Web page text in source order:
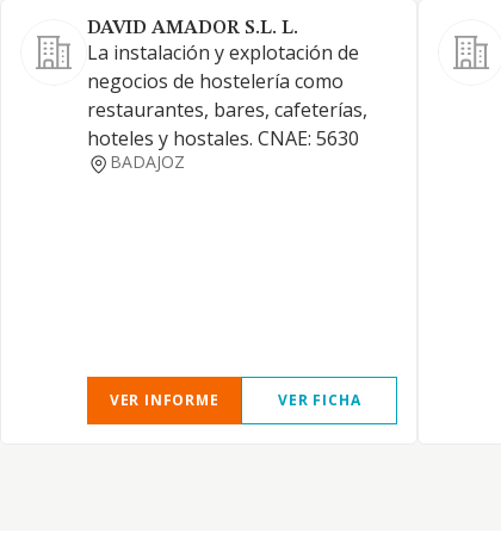
DAVID AMADOR S.L. L.
La instalación y explotación de
negocios de hostelería como
restaurantes, bares, cafeterías,
hoteles y hostales. CNAE: 5630
BADAJOZ
VER INFORME VER FICHA